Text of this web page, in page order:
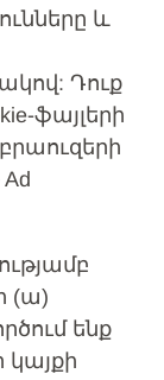
և
Դուք
ֆայլերի
(ա)
ենք
կայքի